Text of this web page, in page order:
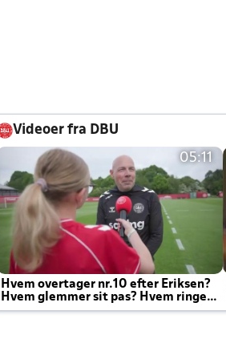
Videoer fra DBU
05:11
Hvem overtager nr.10 efter Eriksen?
Hvem glemmer sit pas? Hvem ringer
Joachim altid til efter kampe?